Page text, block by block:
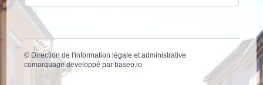
© Direction de l'information légale et administrative
comarquage developpé parbaseo.io